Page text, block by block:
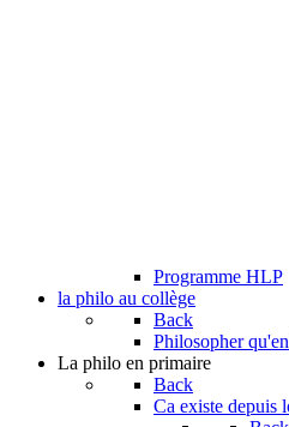
Programme HLP
la philo au collège
Back
Philosopher
La philo en primaire
Back
Ca existe depuis